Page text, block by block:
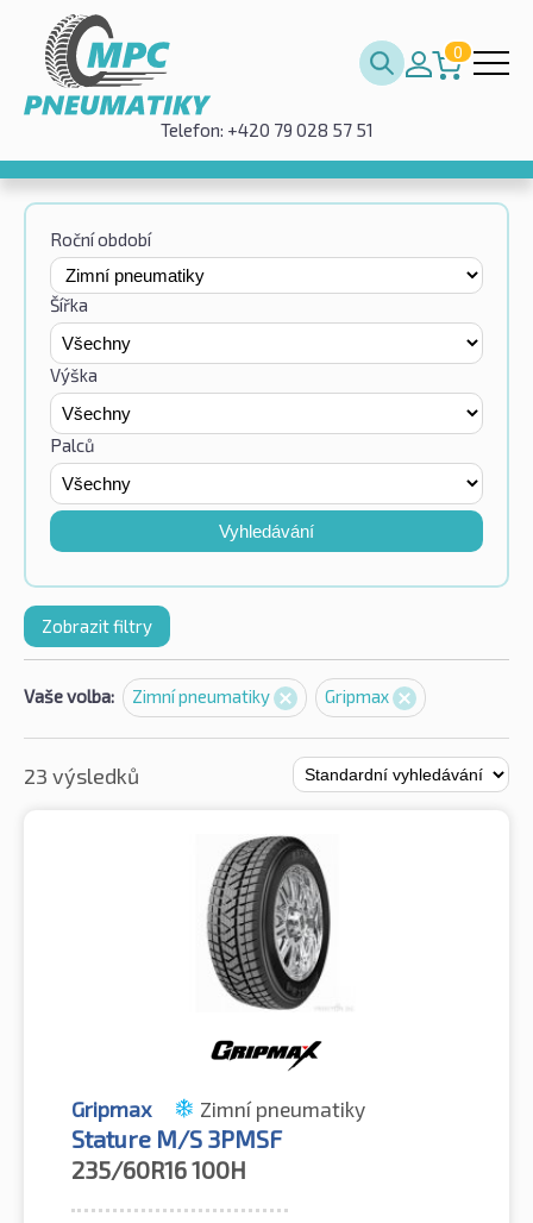
0
Telefon: +420 79 028 57 51
Roční období
Šířka
Výška
Palců
Vyhledávání
Zobrazit filtry
Vaše volba: Zimní pneumatiky Gripmax
23 výsledků
Gripmax Zimní pneumatiky
Stature M/S 3PMSF
235/60R16100H